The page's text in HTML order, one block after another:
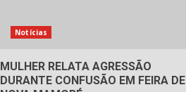
Notícias
MULHER RELATA AGRESSÃO
DURANTE CONFUSÃO EM FEIRA DE